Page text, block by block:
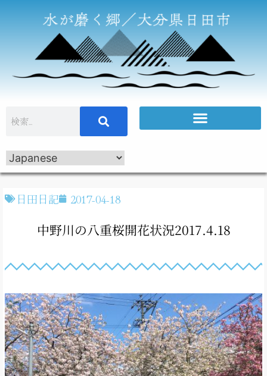
日田日記 2017-04-18
中野川の八重桜開花状況2017.4.18